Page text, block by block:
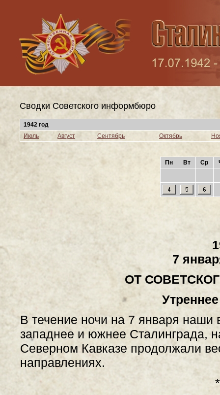
Сводки Cоветского информбюро
1942 год
Июль
Август Сентябрь Октябрь
Пн Вт Ср
7
ОТ
В течение ночи на 7 января наши
западнее и южнее Сталинграда,
Северном Кавказе продолжали
направлениях.